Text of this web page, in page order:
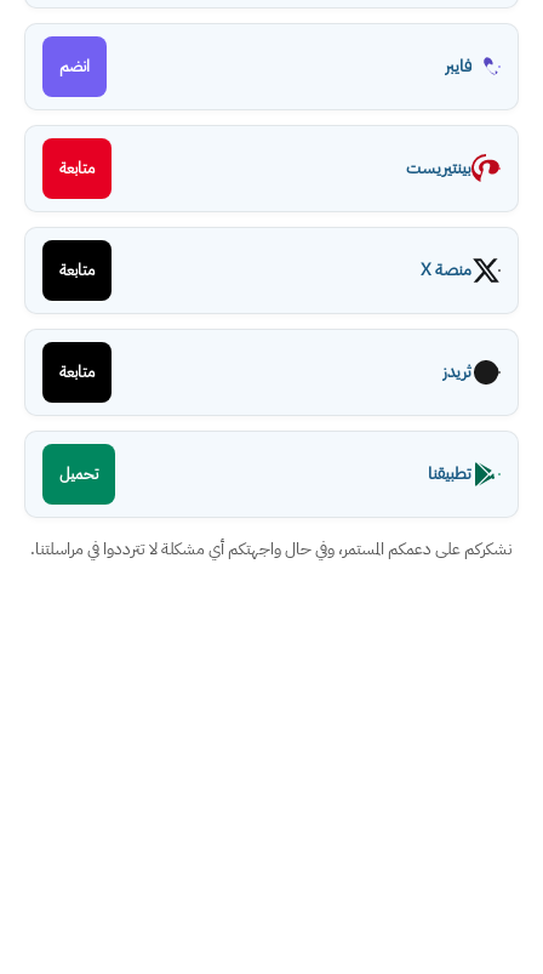
فايبر انضم
بينتيريست متابعة
منصة X متابعة
ثريدز متابعة
تطبيقنا تحميل
نشكركم على دعمكم المستمر، وفي حال واجهتكم أي مشكلة لا تترددوا في مراسلتنا.